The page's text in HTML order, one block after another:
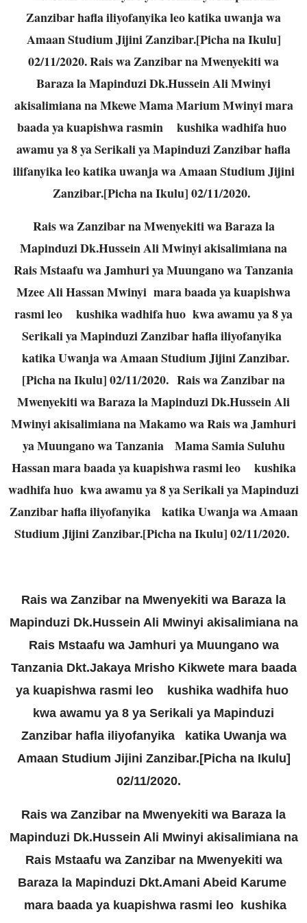
Zanzibar hafla iliyofanyika leo katika uwanja wa
Amaan Studium Jijini Zanzibar.[Picha na Ikulu]
02/11/2020.Rais wa Zanzibar na Mwenyekiti wa
Baraza la Mapinduzi Dk.Hussein Ali Mwinyi
akisalimiana na Mkewe Mama Marium Mwinyi mara
baada ya kuapishwa rasmin kushika wadhifa huo
awamu ya 8 ya Serikali ya Mapinduzi Zanzibar hafla
ilifanyika leo katika uwanja wa Amaan Studium Jijini
Zanzibar.[Picha na Ikulu] 02/11/2020.
Rais wa Zanzibar na Mwenyekiti wa Baraza la
Mapinduzi Dk.Hussein Ali Mwinyi akisalimiana na
Rais Mstaafu wa Jamhuri ya Muungano wa Tanzania
Mzee Ali Hassan Mwinyi mara baada ya kuapishwa
rasmi leo kushika wadhifa huo kwa awamu ya 8 ya
Serikali ya Mapinduzi Zanzibar hafla iliyofanyika
katika Uwanja wa Amaan Studium Jijini Zanzibar.
[Picha na Ikulu] 02/11/2020. Rais wa Zanzibar na
Mwenyekiti wa Baraza la Mapinduzi Dk.Hussein Ali
Mwinyi akisalimiana na Makamo wa Rais wa Jamhuri
ya Muungano wa Tanzania Mama Samia Suluhu
Hassan mara baada ya kuapishwa rasmi leo kushika
wadhifa huo kwa awamu ya 8 ya Serikali ya Mapinduzi
Zanzibar hafla iliyofanyika katika Uwanja wa Amaan
Studium Jijini Zanzibar.[Picha na Ikulu] 02/11/2020.
Rais wa Zanzibar na Mwenyekiti wa Baraza la
Mapinduzi Dk.Hussein Ali Mwinyi akisalimiana na
Rais Mstaafu wa Jamhuri ya Muungano wa
Tanzania Dkt.Jakaya Mrisho Kikwete mara baada
ya kuapishwa rasmi leo kushika wadhifa huo
kwa awamu ya 8 ya Serikali ya Mapinduzi
Zanzibar hafla iliyofanyika katika Uwanja wa
Amaan Studium Jijini Zanzibar.[Picha na Ikulu]
02/11/2020.
Rais wa Zanzibar na Mwenyekiti wa Baraza la
Mapinduzi Dk.Hussein Ali Mwinyi akisalimiana na
Rais Mstaafu wa Zanzibar na Mwenyekiti wa
Baraza la Mapinduzi Dkt.Amani Abeid Karume
mara baada ya kuapishwa rasmi leo kushika